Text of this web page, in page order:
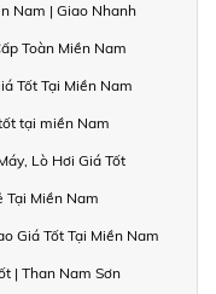
Nam | Giao Nhanh
Toàn Miền Nam
Tốt Tại Miền Nam
tại miền Nam
Lò Hơi Giá Tốt
Tại Miền Nam
Giá Tốt Tại Miền Nam
| Than Nam Sơn